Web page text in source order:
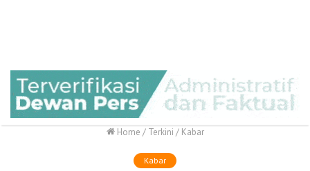
Home / Terkini / Kabar
Kabar